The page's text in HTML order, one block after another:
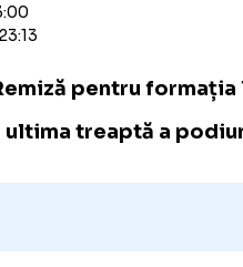
pentru
treaptă a